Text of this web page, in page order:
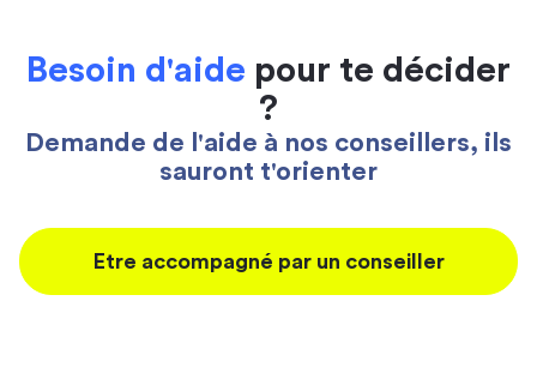
Besoin d'aide pour te décider
?
Demande de l'aide à nos conseillers, ils
sauront t'orienter
Etre accompagné par un conseiller